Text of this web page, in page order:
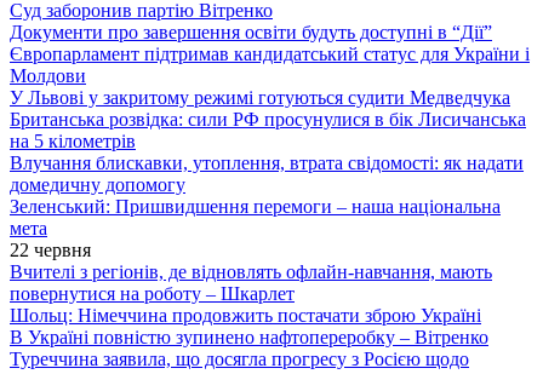
Суд заборонив партію Вітренко
Документи про завершення освіти будуть доступні в “Дії”
Європарламент підтримав кандидатський статус для України і
Молдови
У Львові у закритому режимі готуються судити Медведчука
Британська розвідка: сили РФ просунулися в бік Лисичанська
на 5 кілометрів
Влучання блискавки, утоплення, втрата свідомості: як надати
домедичну допомогу
Зеленський: Пришвидшення перемоги – наша національна
мета
22 червня
Вчителі з регіонів, де відновлять офлайн-навчання, мають
повернутися на роботу – Шкарлет
Шольц: Німеччина продовжить постачати зброю Україні
В Україні повністю зупинено нафтопереробку – Вітренко
Туреччина заявила, що досягла прогресу з Росією щодо